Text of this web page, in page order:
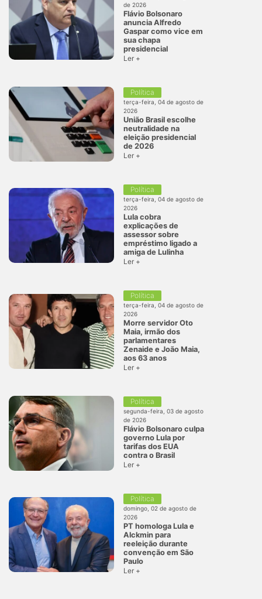
de 2026
Flávio Bolsonaro
anuncia Alfredo
Gaspar como vice em
sua chapa
presidencial
Ler +
Política
terça-feira, 04 de agosto de
2026
União Brasil escolhe
neutralidade na
eleição presidencial
de 2026
Ler +
Política
terça-feira, 04 de agosto de
2026
Lula cobra
explicações de
assessor sobre
empréstimo ligado a
amiga de Lulinha
Ler +
Política
terça-feira, 04 de agosto de
2026
Morre servidor Oto
Maia, irmão dos
parlamentares
Zenaide e João Maia,
aos 63 anos
Ler +
Política
segunda-feira, 03 de agosto
de 2026
Flávio Bolsonaro culpa
governo Lula por
tarifas dos EUA
contra o Brasil
Ler +
Política
domingo, 02 de agosto de
2026
PT homologa Lula e
Alckmin para
reeleição durante
convenção em São
Paulo
Ler +